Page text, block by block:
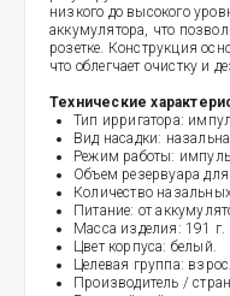
низкого до высокого
аккумулятора, что
розетке. Конструкция
что облегчает очистку и
Технические
Тип ирригатора:
Вид насадки:
Режим работы:
Объем резервуара
Количество
Питание: от
Масса изделия: 191 г.
Цвет корпуса: белый.
Целевая группа:
Производитель /